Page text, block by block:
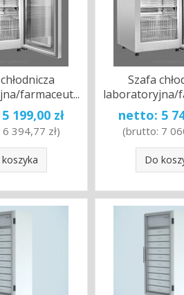
farmaceut...
5 199,00 zł
6 394,77 zł)
Szafa
laboratoryjna/
netto: 5
(brutto: 7
Do